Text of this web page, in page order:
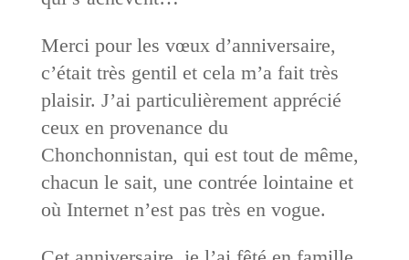
Merci pour les vœux d’anniversaire,
c’était très gentil et cela m’a fait très
plaisir. J’ai particulièrement apprécié
ceux en provenance du
Chonchonnistan, qui est tout de même,
chacun le sait, une contrée lointaine et
où Internet n’est pas très en vogue.